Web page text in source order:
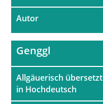
Autor
Allgäuerisch übersetzt
in Hochdeutsch
Genggl